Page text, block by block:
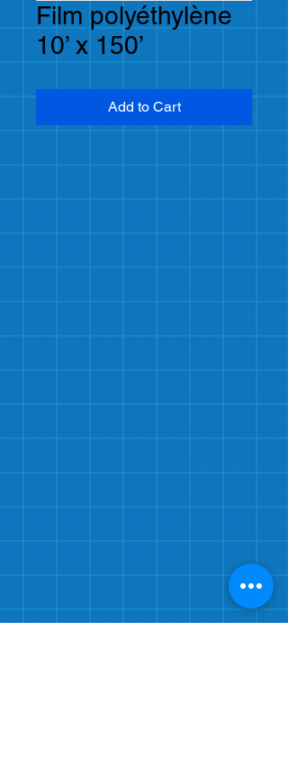
Film polyéthylène
10’ x 150’
Add to Cart